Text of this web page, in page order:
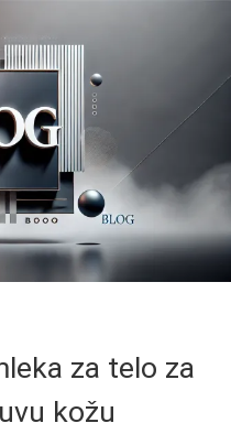
za telo za
kožu